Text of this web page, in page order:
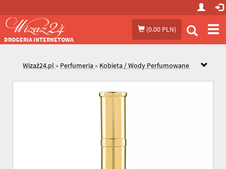
(0.00 PLN)
DROGERIA INTERNETOWA
Wizaż24.pl » Perfumeria » Kobieta / Wody Perfumowane